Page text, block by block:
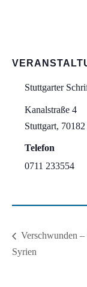
Stuttgarter
Kanalstraße 4
Stuttgart, 70182
Telefon
0711 233554
Verschwunden
Syrien